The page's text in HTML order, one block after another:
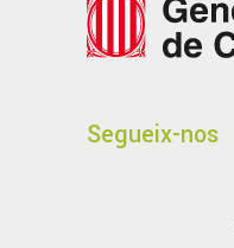
Segueix-nos